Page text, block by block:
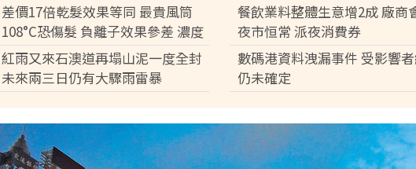
差價17倍乾髮效果等同 最貴風筒
108°C恐傷髮 負離子效果參差 濃度
差逾百倍
餐飲業料整體生意增2成 廠商
夜市恒常 派夜消費券
紅雨又來石澳道再塌山泥一度全封
未來兩三日仍有大驟雨雷暴
數碼港資料洩漏事件 受影響
仍未確定